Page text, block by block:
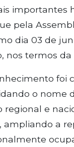
importantes
pela
dia 03 de
nos termos da
foi
o nome
regional e
ampliando a